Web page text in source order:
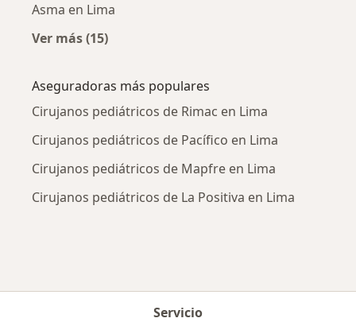
Asma en Lima
Ver más (15)
Aseguradoras más populares
Cirujanos pediátricos de Rimac en Lima
Cirujanos pediátricos de Pacífico en Lima
Cirujanos pediátricos de Mapfre en Lima
Cirujanos pediátricos de La Positiva en Lima
Servicio